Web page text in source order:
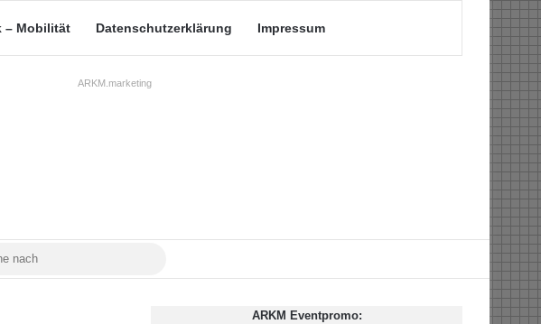
– Mobilität Datenschutzerklärung Impressum
ARKM.marketing
ARKM Eventpromo: